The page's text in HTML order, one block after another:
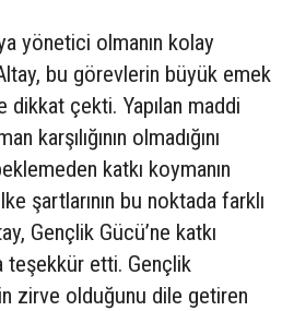
yönetici olmanın kolay
bu görevlerin büyük emek
çekti. Yapılan maddi
karşılığının olmadığını
katkı koymanın
şartlarının bu noktada farklı
Gençlik Gücü’ne katkı
teşekkür etti. Gençlik
zirve olduğunu dile getiren